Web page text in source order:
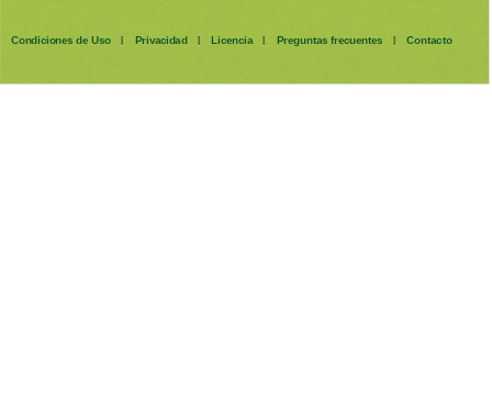
Condiciones de Uso | Privacidad | Licencia | Preguntas frecuentes | Contacto